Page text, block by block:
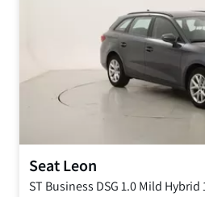
SeatLeon
ST Business DSG1.0 Mild Hybrid